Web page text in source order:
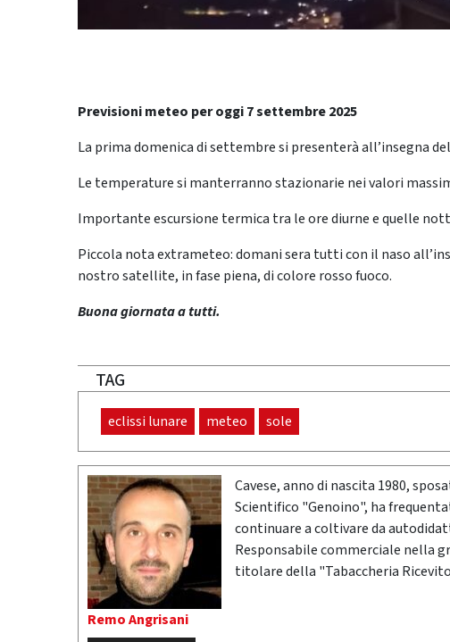
Previsioni meteo per oggi 7 settembre 2025
La prima domenica di settembre si presenterà all’insegna
Le temperature si manterranno stazionarie nei valori
Importante escursione termica tra le ore diurne e quelle
Piccola nota extrameteo: domani sera tutti con il naso
nostro satellite, in fase piena, di colore rosso fuoco.
Buona giornata a tutti.
TAG
eclissi lunare meteo sole
Remo Angrisani
Cavese, anno di nascita 1980,
Scientifico "Genoino", ha
continuare a coltivare da
Responsabile commerciale nella
titolare della "Tabaccheria